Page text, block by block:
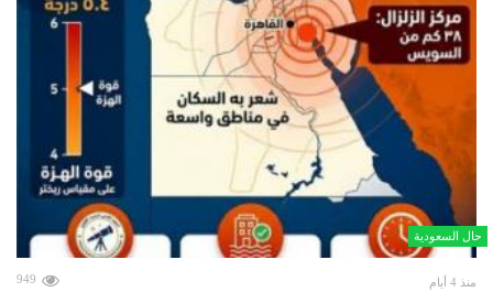
حال السعودية
منذ 4 أيام 949